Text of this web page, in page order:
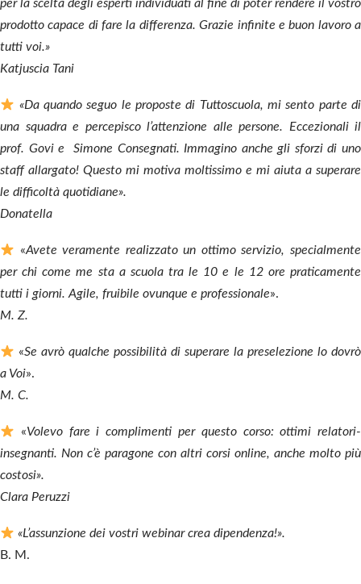
per la scelta degli esperti individuati al fine di poter rendere il vostro
prodotto capace di fare la differenza. Grazie infinite e buon lavoro a
tutti voi.»
Katjuscia Tani
«Da quando seguo le proposte di Tuttoscuola, mi sento parte di
una squadra e percepisco l’attenzione alle persone. Eccezionali il
prof. Govi e Simone Consegnati. Immagino anche gli sforzi di uno
staff allargato! Questo mi motiva moltissimo e mi aiuta a superare
le difficoltà quotidiane».
Donatella
«Avete veramente realizzato un ottimo servizio, specialmente
per chi come me sta a scuola tra le 10 e le 12 ore praticamente
tutti i giorni. Agile, fruibile ovunque e professionale».
M. Z.
«Se avrò qualche possibilità di superare la preselezione lo dovrò
a Voi».
M. C.
«Volevo fare i complimenti per questo corso: ottimi relatori-
insegnanti. Non c’è paragone con altri corsi online, anche molto più
costosi».
Clara Peruzzi
«L’assunzione dei vostri webinar crea dipendenza!».
B. M.